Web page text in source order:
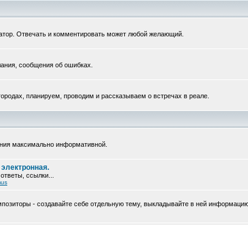
Отвечать и комментировать может любой желающий.
сообщения об ошибках.
планируем, проводим и рассказываем о встречах в реале.
максимально информативной.
ссылки...
- создавайте себе отдельную тему, выкладывайте в ней